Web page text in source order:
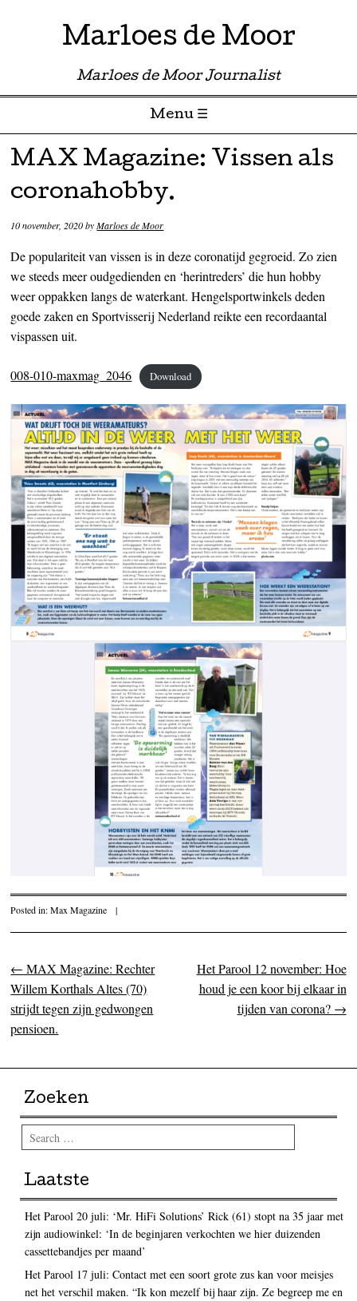
Marloes de Moor
Marloes de Moor Journalist
Menu ☰
Skip to content
MAX Magazine: Vissen als
coronahobby.
10 november, 2020byMarloes de Moor
De populariteit van vissen is in deze coronatijd gegroeid. Zo zien
we steeds meer oudgedienden en ‘herintreders’ die hun hobby
weer oppakken langs de waterkant. Hengelsportwinkels deden
goede zaken en Sportvisserij Nederland reikte een recordaantal
vispassen uit.
008-010-maxmag_2046 Download
Posted in:Max Magazine |
Post navigation
← MAX Magazine: Rechter
Willem Korthals Altes (70)
strijdt tegen zijn gedwongen
pensioen.
Het Parool 12 november: Hoe
houd je een koor bij elkaar in
tijden van corona? →
Zoeken
Search
Laatste
Het Parool 20 juli: ‘Mr. HiFi Solutions’ Rick (61) stopt na 35 jaar met
zijn audiowinkel: ‘In de beginjaren verkochten we hier duizenden
cassettebandjes per maand’
Het Parool 17 juli: Contact met een soort grote zus kan voor meisjes
net het verschil maken. “Ik kon mezelf bij haar zijn. Ze begreep me en